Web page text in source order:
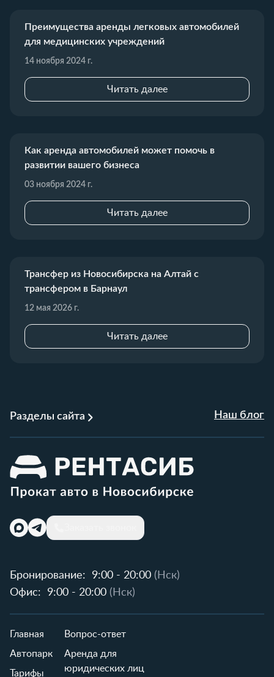
Преимущества аренды легковых автомобилей
для медицинских учреждений
14 ноября 2024 г.
Читать далее
Как аренда автомобилей может помочь в
развитии вашего бизнеса
03 ноября 2024 г.
Читать далее
Трансфер из Новосибирска на Алтай с
трансфером в Барнаул
12 мая 2026 г.
Читать далее
Разделы сайта Наш блог
Бронирование: 9:00 - 20:00 (Нск)
Офис:
9:00 - 20:00 (Нск)
Главная
Автопарк
Тарифы
Вопрос-ответ
Аренда для
юридических лиц